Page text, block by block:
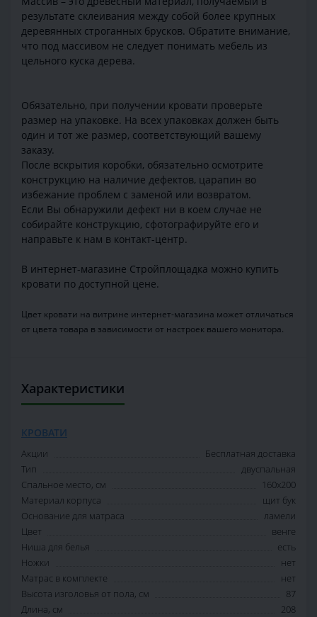
результате склеивания между собой более крупных
деревянных строганных брусков. Обратите внимание,
что под массивом не следует понимать мебель из
цельного куска дерева.
Обязательно, при получении кровати проверьте
размер на упаковке. На всех упаковках должен быть
один и тот же размер, соответствующий вашему
заказу.
После вскрытия коробки, обязательно осмотрите
конструкцию на наличие дефектов, царапин во
избежание проблем с заменой или возвратом.
Если Вы обнаружили дефект ни в коем случае не
собирайте конструкцию, сфотографируйте его и
направьте к нам в контакт-центр.
В интернет-магазине Стройплощадка можно купить
кровати по доступной цене.
Цвет кровати на витрине интернет-магазина может отличаться
от цвета товара в зависимости от настроек вашего монитора.
Характеристики
КРОВАТИ
Акции
Бесплатная доставка
Тип
двуспальная
Спальное место, см
160х200
Материал корпуса
щит бук
Основание для матраса
ламели
Цвет
венге
Ниша для белья
есть
Ножки
нет
Матрас в комплекте
нет
Высота изголовья от пола, см
87
Длина, см
208